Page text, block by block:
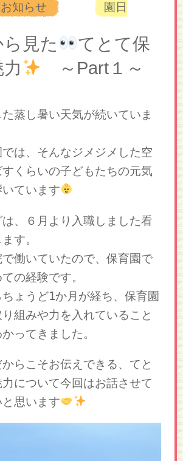
お知らせ
園日
見た
てとて保
～Part１～
蒸し暑い天気が続いていま
は、そんなジメジメした空
くらいの子どもたちの元気
ています
、６月より入職しました看
す。
で働いていたので、保育園で
の経験です。
ちょうど1か月が経ち、保育園
組みや力を入れていること
ってきました。
らこそお伝えできる、てと
について今回はお話させて
思います